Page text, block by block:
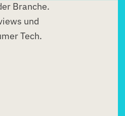
Branche.
und
Tech.